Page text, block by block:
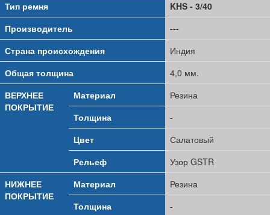
Тип ремня
KHS - 3/40
Производитель
---
Страна происхождения
Индия
Общая толщина
4,0 мм.
ВЕРХНЕЕ
ПОКРЫТИЕ
Материал
Резина
Толщина
-
Цвет
Салатовый
Рельеф
Узор GSTR
НИЖНЕЕ
ПОКРЫТИЕ
Материал
Резина
Толщина
-